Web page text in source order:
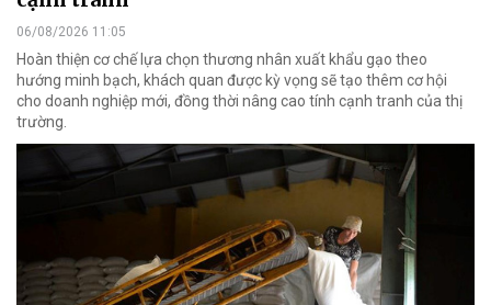
06/08/2026 11:05
Hoàn thiện cơ chế lựa chọn thương nhân xuất khẩu gạo theo
hướng minh bạch, khách quan được kỳ vọng sẽ tạo thêm cơ hội
cho doanh nghiệp mới, đồng thời nâng cao tính cạnh tranh của thị
trường.